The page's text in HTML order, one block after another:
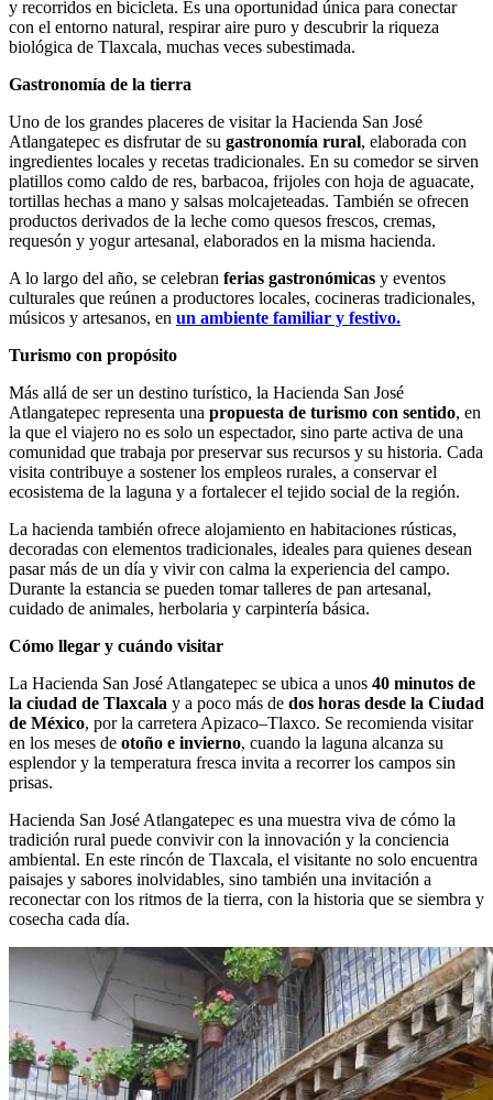
y recorridos en bicicleta. Es una oportunidad única para conectar
con el entorno natural, respirar aire puro y descubrir la riqueza
biológica de Tlaxcala, muchas veces subestimada.
Gastronomía de la tierra
Uno de los grandes placeres de visitar la Hacienda San José
Atlangatepec es disfrutar de su gastronomía rural, elaborada con
ingredientes locales y recetas tradicionales. En su comedor se sirven
platillos como caldo de res, barbacoa, frijoles con hoja de aguacate,
tortillas hechas a mano y salsas molcajeteadas. También se ofrecen
productos derivados de la leche como quesos frescos, cremas,
requesón y yogur artesanal, elaborados en la misma hacienda.
A lo largo del año, se celebran ferias gastronómicas y eventos
culturales que reúnen a productores locales, cocineras tradicionales,
músicos y artesanos, en un ambiente familiar y festivo.
Turismo con propósito
Más allá de ser un destino turístico, la Hacienda San José
Atlangatepec representa una propuesta de turismo con sentido, en
la que el viajero no es solo un espectador, sino parte activa de una
comunidad que trabaja por preservar sus recursos y su historia. Cada
visita contribuye a sostener los empleos rurales, a conservar el
ecosistema de la laguna y a fortalecer el tejido social de la región.
La hacienda también ofrece alojamiento en habitaciones rústicas,
decoradas con elementos tradicionales, ideales para quienes desean
pasar más de un día y vivir con calma la experiencia del campo.
Durante la estancia se pueden tomar talleres de pan artesanal,
cuidado de animales, herbolaria y carpintería básica.
Cómo llegar y cuándo visitar
La Hacienda San José Atlangatepec se ubica a unos 40 minutos de
la ciudad de Tlaxcala y a poco más de dos horas desde la Ciudad
de México, por la carretera Apizaco–Tlaxco. Se recomienda visitar
en los meses de otoño e invierno, cuando la laguna alcanza su
esplendor y la temperatura fresca invita a recorrer los campos sin
prisas.
Hacienda San José Atlangatepec es una muestra viva de cómo la
tradición rural puede convivir con la innovación y la conciencia
ambiental. En este rincón de Tlaxcala, el visitante no solo encuentra
paisajes y sabores inolvidables, sino también una invitación a
reconectar con los ritmos de la tierra, con la historia que se siembra y
cosecha cada día.